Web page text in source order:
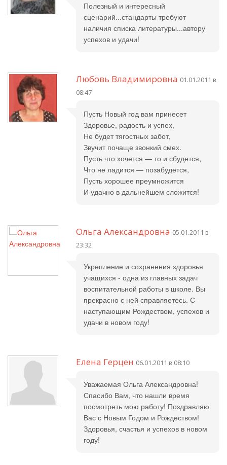
Полезный и интересный
сценарий...стандарты требуют
наличия списка литературы...автору
успехов и удачи!
Любовь Владимировна 01.01.2011 в
08:47
Пусть Новый год вам принесет
Здоровье, радость и успех,
Не будет тягостных забот,
Звучит почаще звонкий смех.
Пусть что хочется — то и сбудется,
Что не ладится — позабудется,
Пусть хорошее преумножится
И удачно в дальнейшем сложится!
Ольга Александровна 05.01.2011 в
23:32
Укрепление и сохранения здоровья
учащихся - одна из главных задач
воспитательной работы в школе. Вы
прекрасно с ней справляетесь. С
наступающим Рождеством, успехов и
удачи в новом году!
Елена Герцен 06.01.2011 в 08:10
Уважаемая Ольга Александровна!
Спасибо Вам, что нашли время
посмотреть мою работу! Поздравляю
Вас с Новым Годом и Рождеством!
Здоровья, счастья и успехов в новом
году!